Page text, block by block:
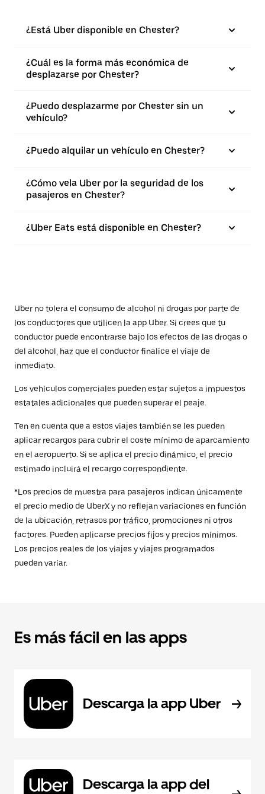
¿Está Uber disponible en Chester?
¿Cuál es la forma más económica de
desplazarse por Chester?
¿Puedo desplazarme por Chester sin un
vehículo?
¿Puedo alquilar un vehículo en Chester?
¿Cómo vela Uber por la seguridad de los
pasajeros en Chester?
¿Uber Eats está disponible en Chester?
Uber no tolera el consumo de alcohol ni drogas por parte de
los conductores que utilicen la app Uber. Si crees que tu
conductor puede encontrarse bajo los efectos de las drogas o
del alcohol, haz que el conductor finalice el viaje de
inmediato.
Los vehículos comerciales pueden estar sujetos a impuestos
estatales adicionales que pueden superar el peaje.
Ten en cuenta que a estos viajes también se les pueden
aplicar recargos para cubrir el coste mínimo de aparcamiento
en el aeropuerto. Si se aplica el precio dinámico, el precio
estimado incluirá el recargo correspondiente.
*Los precios de muestra para pasajeros indican únicamente
el precio medio de UberX y no reflejan variaciones en función
de la ubicación, retrasos por tráfico, promociones ni otros
factores. Pueden aplicarse precios fijos y precios mínimos.
Los precios reales de los viajes y viajes programados
pueden variar.
Es más fácil en las apps
Descarga la app Uber
Descarga la app del